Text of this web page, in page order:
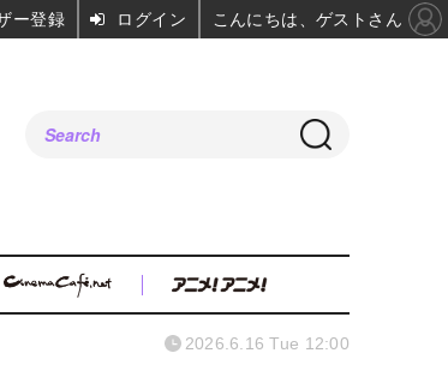
2026.6.16 Tue 12:00
ー登録 ログイン こんにちは、ゲストさん